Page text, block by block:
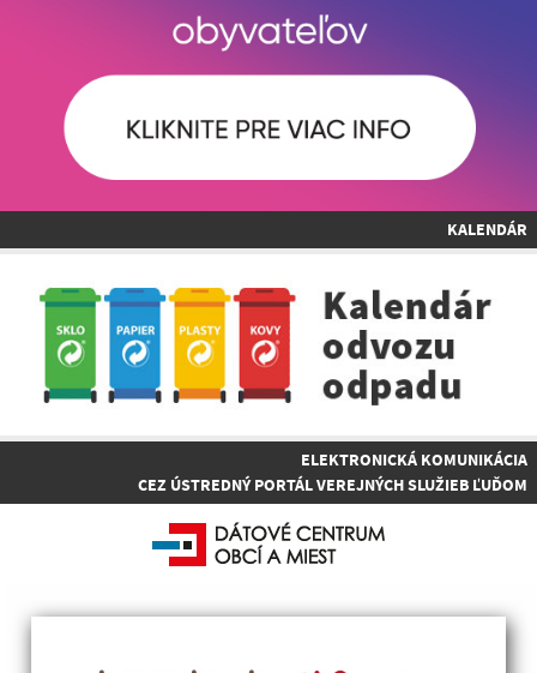
KALENDÁR
ELEKTRONICKÁ KOMUNIKÁCIA
CEZ ÚSTREDNÝ PORTÁL VEREJNÝCH SLUŽIEB ĽUĎOM